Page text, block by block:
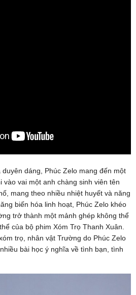
dáng, Phúc Zelo mang đến một
vào vai một anh chàng sinh viên tên
mang theo nhiều nhiệt huyết và năng
biến hóa linh hoạt, Phúc Zelo khéo
trở thành một mảnh ghép không thể
của bộ phim Xóm Trọ Thanh Xuân.
trọ, nhân vật Trường do Phúc Zelo
bài học ý nghĩa về tình bạn, tình